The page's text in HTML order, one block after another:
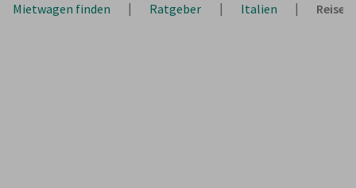
Mietwagen finden Ratgeber Italien